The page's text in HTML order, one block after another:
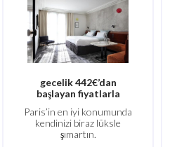
gecelik 442€’dan
başlayan fiyatlarla
Paris’in en iyi konumunda
kendinizi biraz lüksle
şımartın.